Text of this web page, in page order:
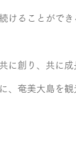
けることができ
に創り、共に成
、奄美大島を観